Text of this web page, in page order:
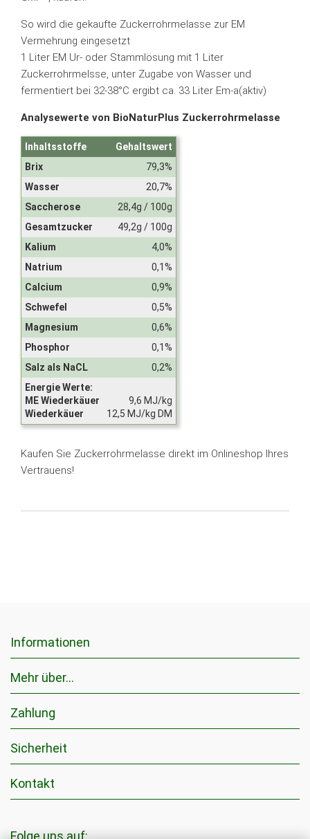
So wird die gekaufte Zuckerrohrmelasse zur EM
Vermehrung eingesetzt
1 Liter EM Ur- oder Stammlösung mit 1 Liter
Zuckerrohrmelsse, unter Zugabe von Wasser und
fermentiert bei 32-38°C ergibt ca. 33 Liter Em-a(aktiv)
Analysewerte von BioNaturPlus Zuckerrohrmelasse
Inhaltsstoffe
Gehaltswert
Brix
79,3%
Wasser
20,7%
Saccherose
28,4g / 100g
Gesamtzucker
49,2g / 100g
Kalium
4,0%
Natrium
0,1%
Calcium
0,9%
Schwefel
0,5%
Magnesium
0,6%
Phosphor
0,1%
Salz als NaCL
0,2%
Energie Werte:
ME Wiederkäuer
Wiederkäuer
9,6 MJ/kg
12,5 MJ/kg DM
Kaufen Sie Zuckerrohrmelasse direkt im Onlineshop Ihres
Vertrauens!
Informationen
Mehr über...
Zahlung
Sicherheit
Kontakt
Folge uns auf: